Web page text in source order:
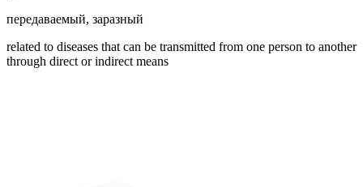
передаваемый, заразный
related to diseases that can be transmitted from one person to another
through direct or indirect means